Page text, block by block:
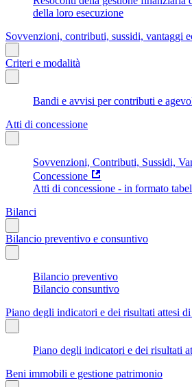
della loro esecuzione
Sovvenzioni, contributi, sussidi, vantaggi
Criteri e modalità
Bandi e avvisi per contributi e
Atti di concessione
Sovvenzioni, Contributi, Sussidi,
Concessione
Atti di concessione - in formato
Bilanci
Bilancio preventivo e consuntivo
Bilancio preventivo
Bilancio consuntivo
Piano degli indicatori e dei risultati attesi
Piano degli indicatori e dei risultati
Beni immobili e gestione patrimonio